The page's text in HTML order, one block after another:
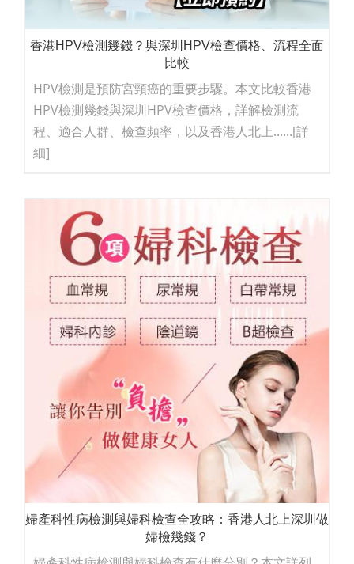
香港HPV檢測幾錢？與深圳HPV檢查價格、流程全面
比較
HPV檢測是預防宮頸癌的重要步驟。本文比較香港
HPV檢測幾錢與深圳HPV檢查價格，詳解檢測流
程、適合人群、檢查頻率，以及香港人北上......[詳
細]
婦產科性病檢測與婦科檢查全攻略：香港人北上深圳做
婦檢幾錢？